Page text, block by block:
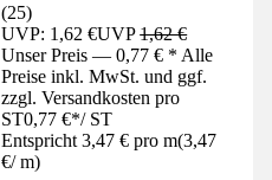
(25)
UVP: 1,62 €UVP1,62 €
Unser Preis — 0,77 € * Alle
Preise inkl. MwSt. und ggf.
zzgl. Versandkosten pro
ST0,77 €*/ ST
Entspricht 3,47 € pro m(3,47
€/ m)